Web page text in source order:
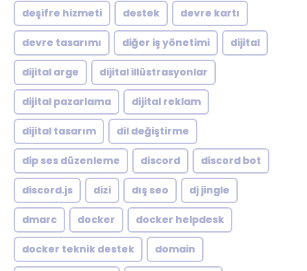
deşifre hizmeti destek devre kartı
devre tasarımı diğer iş yönetimi dijital
dijital arge dijital illüstrasyonlar
dijital pazarlama dijital reklam
dijital tasarım dil değiştirme
dip ses düzenleme discord discord bot
discord.js dizi dış seo dj jingle
dmarc docker docker helpdesk
docker teknik destek domain